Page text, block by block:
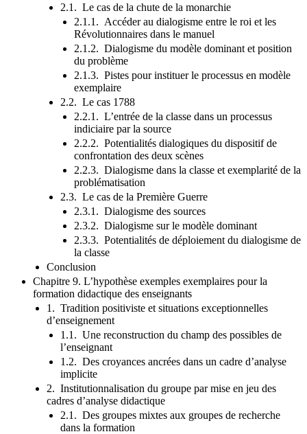
2.1. Le cas de la chute de la monarchie
2.1.1. Accéder au dialogisme entre le roi et les
Révolutionnaires dans le manuel
2.1.2. Dialogisme du modèle dominant et position
du problème
2.1.3. Pistes pour instituer le processus en modèle
exemplaire
2.2. Le cas 1788
2.2.1. L’entrée de la classe dans un processus
indiciaire par la source
2.2.2. Potentialités dialogiques du dispositif de
confrontation des deux scènes
2.2.3. Dialogisme dans la classe et exemplarité de la
problématisation
2.3. Le cas de la Première Guerre
2.3.1. Dialogisme des sources
2.3.2. Dialogisme sur le modèle dominant
2.3.3. Potentialités de déploiement du dialogisme de
la classe
Conclusion
Chapitre 9. L’hypothèse exemples exemplaires pour la
formation didactique des enseignants
1. Tradition positiviste et situations exceptionnelles
d’enseignement
1.1. Une reconstruction du champ des possibles de
l’enseignant
1.2. Des croyances ancrées dans un cadre d’analyse
implicite
2. Institutionnalisation du groupe par mise en jeu des
cadres d’analyse didactique
2.1. Des groupes mixtes aux groupes de recherche
dans la formation